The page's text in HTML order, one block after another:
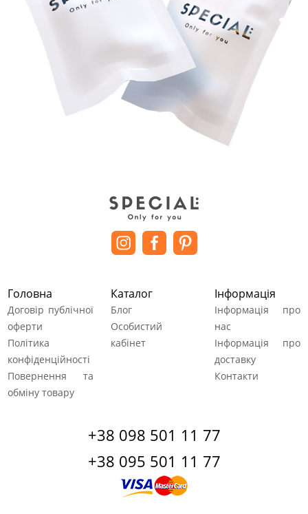
Головна
Договір публічної
оферти
Політика
конфіденційності
Повернення та
обміну товару
Каталог
Блог
Особистий
кабінет
Інформація
Інформація про
нас
Інформація про
доставку
Контакти
+38 098 501 11 77
+38 095 501 11 77